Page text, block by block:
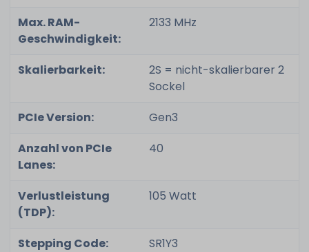
Max. RAM-
Geschwindigkeit:
2133 MHz
Skalierbarkeit:
2S = nicht-skalierbarer 2
Sockel
PCIe Version:
Gen3
Anzahl von PCIe
Lanes:
40
Verlustleistung
(TDP):
105 Watt
Stepping Code:
SR1Y3